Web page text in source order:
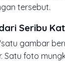
tersebut.
Seribu
gambar
Satu foto